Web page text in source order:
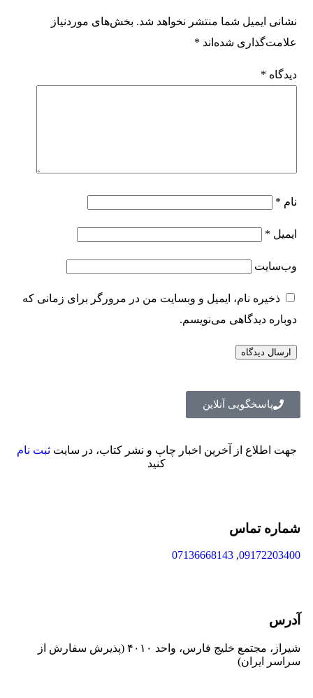
نشانی ایمیل شما منتشر نخواهد شد. بخش‌های موردنیاز
علامت‌گذاری شده‌اند *
دیدگاه *
نام *
ایمیل *
وب‌سایت
ذخیره نام، ایمیل و وبسایت من در مرورگر برای زمانی که
دوباره دیدگاهی می‌نویسم.
پاسخگویی آنلاین
جهت اطلاع از آخرین اخبار چاپ و نشر کتاب، در سایتثبت نام
کنید
شماره تماس
09172203400
,
07136668143
آدرس
شیراز، مجتمع خلیج فارس، واحد ۴۰۱۰ (پذیرش سفارش از
سراسر ایران)